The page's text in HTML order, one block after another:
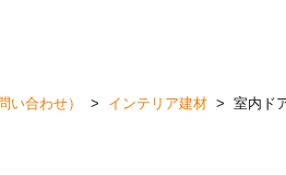
い合わせ） > インテリア建材 > 室内ド